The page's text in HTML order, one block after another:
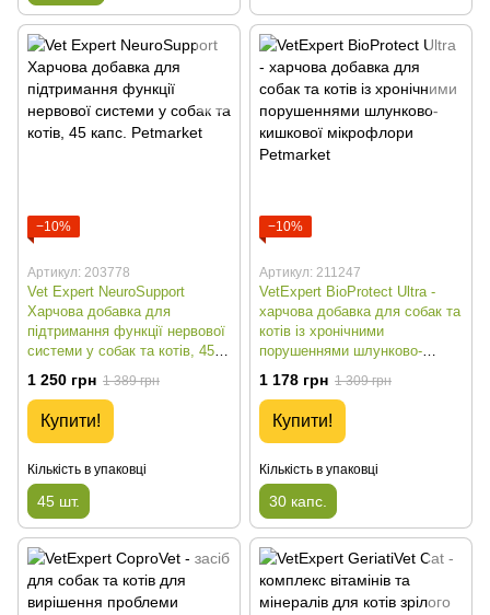
−10%
Артикул: 203778
Vet Expert NeuroSupport
Харчова добавка для
підтримання функції нервової
системи у собак та котів, 45
капс.
1 250 грн 1 389 грн
Купити!
Кількість в упаковці
45 шт.
−10%
Артикул: 211247
VetExpert BioProtect Ultra -
харчова добавка для собак та
котів із хронічними
порушеннями шлунково-
кишкової мікрофлори - 30
капс.
1 178 грн 1 309 грн
Купити!
Кількість в упаковці
30 капс.